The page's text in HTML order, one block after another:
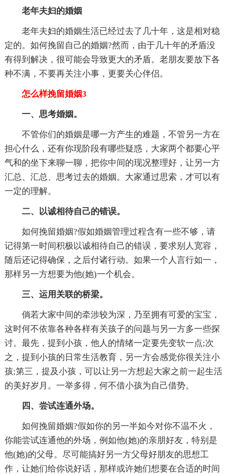
老年夫妇的婚姻
老年夫妇的婚姻生活已经过去了几十年，这是相对稳
定的。如何挽留自己的婚姻?然而，由于几十年的矛盾没
有得到解决，很可能会导致更大的矛盾。老朋友要放下各
种不满，不要再关注小事，更要关心伴侣。
怎么样挽留婚姻3
一、思考婚姻。
不管你们的婚姻是哪一方产生的难题，不管另一方在
担心什么，还有你现阶段有哪些疑惑，大家两个都要心平
气和的坐下来聊一聊，把你中间的现况整理好，让另一方
汇总、汇总、思考过去的婚姻。大家通过思索，才可以有
一定的理解。
二、以诚相待自己的错误。
如何挽留婚姻?假如婚姻管理过程含有一些不够，请
记得第一时间积极以诚相待自己的错误，要求别人宽容，
随后还记得确保，之后付诸行动。如果一个人言行如一，
那样另一方想要为他(她)一个机会。
三、运用关联的桥梁。
倘若大家中间的牵涉较为深，乃至拥有可爱的宝宝，
这时何不依靠各种各样有关孩子的问题与另一方多一些探
讨。最先，提到小孩，他人的情绪一定要先变软一点;次
之，提到小孩的日常生活教育，另一方会感觉你很关注小
孩;第三，提及小孩，可以让另一方想起大家之前一起生活
的美好岁月。一举多得，何不借小孩为自己借势。
四、尝试连通外场。
如何挽留婚姻?假如你的另一半如今对你不温不火，
你能尝试连通他的外场，例如他(她)的亲朋好友，特别是
他(她)的父母。尽可能搞好另一方父母好朋友的思想工
作，让她们给你说好话，那样或许她们想要在合适的时间